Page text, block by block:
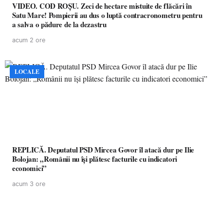
VIDEO. COD ROȘU. Zeci de hectare mistuite de flăcări în
Satu Mare! Pompierii au dus o luptă contracronometru pentru
a salva o pădure de la dezastru
acum 2 ore
LOCALE
REPLICĂ. Deputatul PSD Mircea Govor îl atacă dur pe Ilie
Bolojan: „Românii nu își plătesc facturile cu indicatori
economici”
acum 3 ore